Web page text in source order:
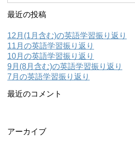
最近の投稿
12月(1月含む)の英語学習振り返り
11月の英語学習振り返り
10月の英語学習振り返り
9月(8月含む)の英語学習振り返り
7月の英語学習振り返り
最近のコメント
アーカイブ